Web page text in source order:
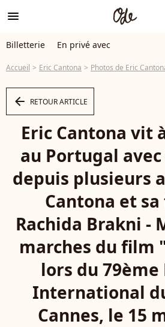
menu
Billetterie En privé avec
Accueil Eric Cantona Photos de Eric
arrow_left RETOUR ARTICLE
Eric Cantona vit
au Portugal
depuis plusieurs
Cantona et
Rachida Brakni -
marches du film
lors du 79ème
International
Cannes, le 15